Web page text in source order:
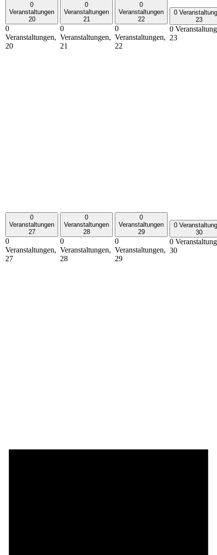
0
Veranstaltungen
20
0
Veranstaltungen,
20
0
Veranstaltungen
21
0
Veranstaltungen,
21
0
Veranstaltungen
22
0
Veranstaltungen,
22
0
23
0
23
0
Veranstaltungen
27
0
Veranstaltungen,
27
0
Veranstaltungen
28
0
Veranstaltungen,
28
0
Veranstaltungen
29
0
Veranstaltungen,
29
0
30
0
30